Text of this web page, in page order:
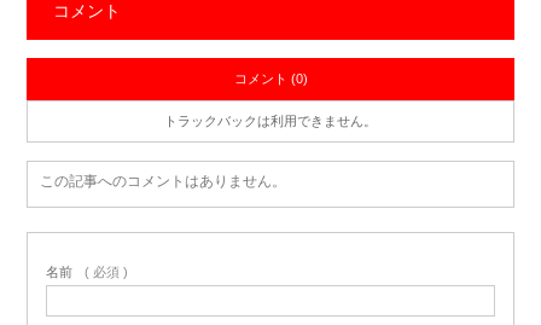
コメント
コメント (0)
トラックバックは利用できません。
この記事へのコメントはありません。
名前 ( 必須 )